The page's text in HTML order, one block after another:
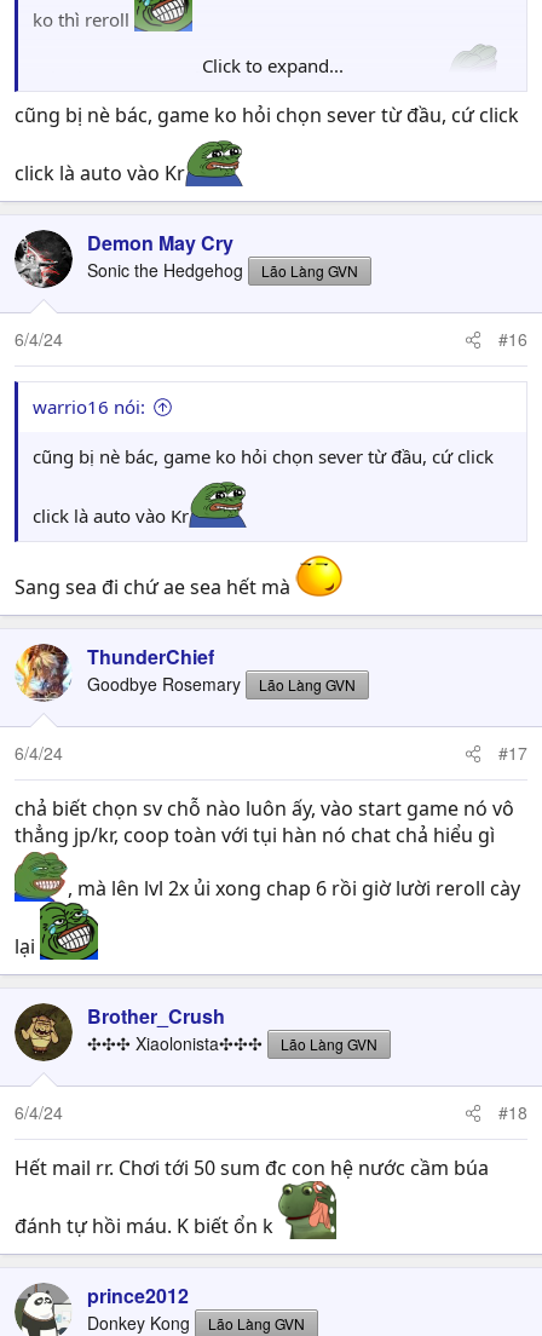
ko thì reroll
mà có sv SEA ko nhỉ, ta vô chơi ngay sv JP/KR/TW
Click to expand...
cũng bị nè bác, game ko hỏi chọn sever từ đầu, cứ click
click là auto vào Kr
Demon May Cry
Sonic the Hedgehog Lão Làng GVN
6/4/24 #16
warrio16 nói:
cũng bị nè bác, game ko hỏi chọn sever từ đầu, cứ click
click là auto vào Kr
Sang sea đi chứ ae sea hết mà
ThunderChief
Goodbye Rosemary Lão Làng GVN
6/4/24 #17
chả biết chọn sv chỗ nào luôn ấy, vào start game nó vô
thẳng jp/kr, coop toàn với tụi hàn nó chat chả hiểu gì
, mà lên lvl 2x ủi xong chap 6 rồi giờ lười reroll cày
lại
Brother_Crush
✣✣✣ Xiaolonista✣✣✣ Lão Làng GVN
6/4/24 #18
Hết mail rr. Chơi tới 50 sum đc con hệ nước cầm búa
đánh tự hồi máu. K biết ổn k
prince2012
Donkey Kong Lão Làng GVN